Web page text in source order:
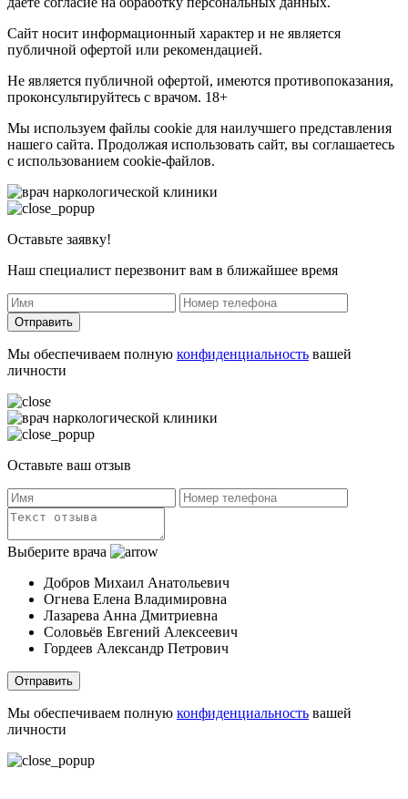
Сайт носит информационный характер и не является
публичной офертой или рекомендацией.
Не является публичной офертой, имеются противопоказания,
проконсультируйтесь с врачом. 18+
Мы используем файлы cookie для наилучшего представления
нашего сайта. Продолжая использовать сайт, вы соглашаетесь
с использованием cookie-файлов.
Оставьте заявку!
Наш специалист перезвонит вам в ближайшее время
Отправить
Мы обеспечиваем полную конфиденциальность вашей
личности
Оставьте ваш отзыв
Выберите врача
Добров Михаил Анатольевич
Огнева Елена Владимировна
Лазарева Анна Дмитриевна
Соловьёв Евгений Алексеевич
Гордеев Александр Петрович
Отправить
Мы обеспечиваем полную конфиденциальность вашей
личности